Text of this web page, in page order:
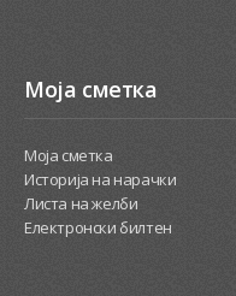
Моја сметка
Моја сметка
Историја на нарачки
Листа на желби
Електронски билтен